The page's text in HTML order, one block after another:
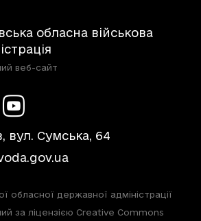
обласна військова
веб-сайт
вул. Сумська, 64
обласної державної адміністрації
за ліцензією Creative Commons